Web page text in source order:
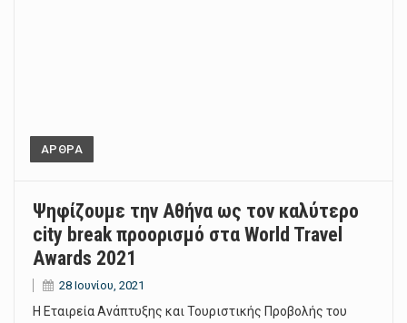
ΑΡΘΡΑ
Ψηφίζουμε την Αθήνα ως τον καλύτερο
city break προορισμό στα World Travel
Awards 2021
28 Ιουνίου, 2021
Η Εταιρεία Ανάπτυξης και Τουριστικής Προβολής του